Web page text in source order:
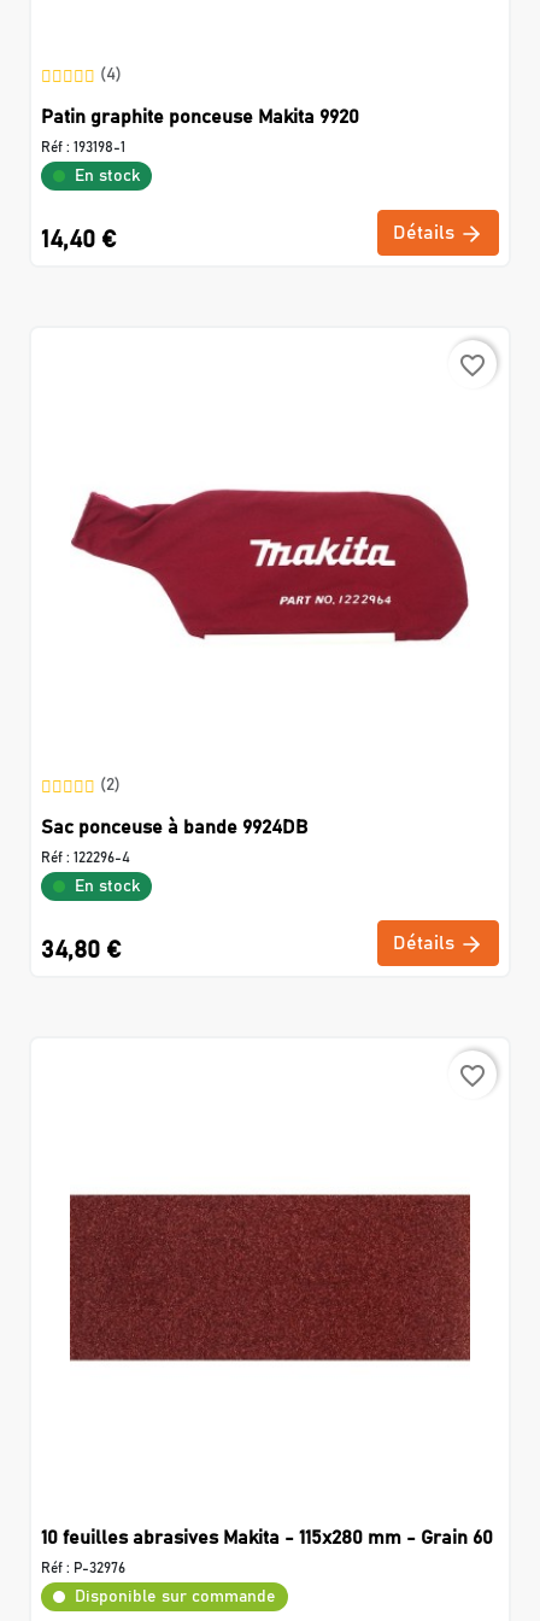
(4)
Patin graphite ponceuse Makita 9920
Réf : 193198-1
En stock
14,40 € Détails
favorite_border
(2)
Sac ponceuse à bande 9924DB
Réf : 122296-4
En stock
34,80 € Détails
favorite_border
10 feuilles abrasives Makita - 115x280 mm - Grain 60
Réf : P-32976
Disponible sur commande